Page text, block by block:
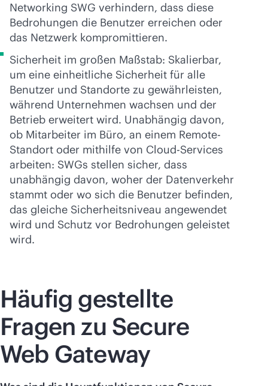
Networking SWG verhindern, dass diese
Bedrohungen die Benutzer erreichen oder
das Netzwerk kompromittieren.
Sicherheit im großen Maßstab: Skalierbar,
um eine einheitliche Sicherheit für alle
Benutzer und Standorte zu gewährleisten,
während Unternehmen wachsen und der
Betrieb erweitert wird. Unabhängig davon,
ob Mitarbeiter im Büro, an einem Remote-
Standort oder mithilfe von Cloud-Services
arbeiten: SWGs stellen sicher, dass
unabhängig davon, woher der Datenverkehr
stammt oder wo sich die Benutzer befinden,
das gleiche Sicherheitsniveau angewendet
wird und Schutz vor Bedrohungen geleistet
wird.
Häufig gestellte
Fragen zu Secure
Web Gateway